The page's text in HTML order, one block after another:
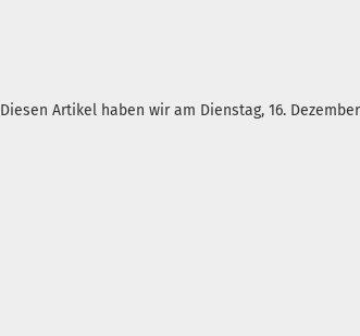
Diesen Artikel haben wir am Dienstag, 16.